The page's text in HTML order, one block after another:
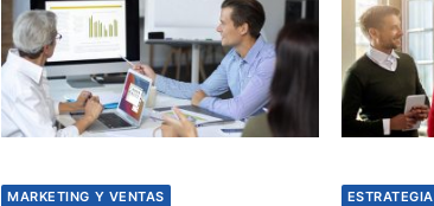
MARKETING Y VENTAS ESTRATEGIA